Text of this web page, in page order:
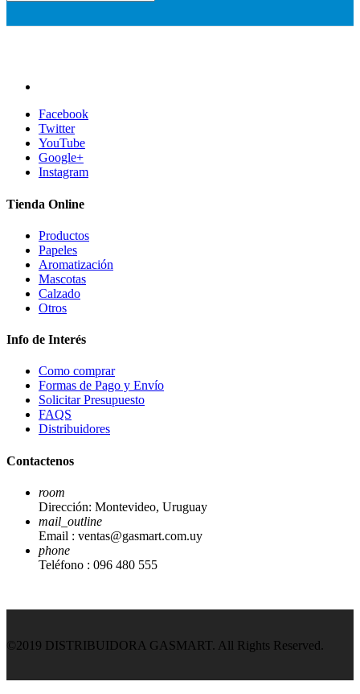
Facebook
Twitter
YouTube
Google+
Instagram
Tienda Online
Productos
Papeles
Aromatización
Mascotas
Calzado
Otros
Info de Interés
Como comprar
Formas de Pago y Envío
Solicitar Presupuesto
FAQS
Distribuidores
Contactenos
room
Dirección: Montevideo, Uruguay
mail_outline
Email : ventas@gasmart.com.uy
phone
Teléfono : 096 480 555
©2019 DISTRIBUIDORA GASMART. All Rights Reserved.